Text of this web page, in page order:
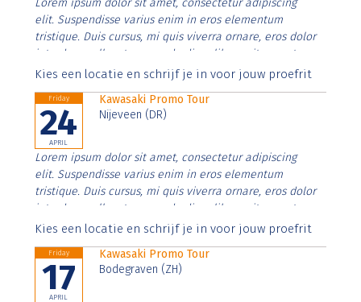
Lorem ipsum dolor sit amet, consectetur adipiscing
elit. Suspendisse varius enim in eros elementum
tristique. Duis cursus, mi quis viverra ornare, eros dolor
interdum nulla, ut commodo diam libero vitae erat.
Aenean faucibus nibh et justo cursus id rutrum lorem
Kies een locatie en schrijf je in voor jouw proefrit
Friday
24
APRIL
Kawasaki Promo Tour
Nijeveen (DR)
Lorem ipsum dolor sit amet, consectetur adipiscing
elit. Suspendisse varius enim in eros elementum
tristique. Duis cursus, mi quis viverra ornare, eros dolor
interdum nulla, ut commodo diam libero vitae erat.
Aenean faucibus nibh et justo cursus id rutrum lorem
Kies een locatie en schrijf je in voor jouw proefrit
Friday
17
APRIL
Kawasaki Promo Tour
Bodegraven (ZH)